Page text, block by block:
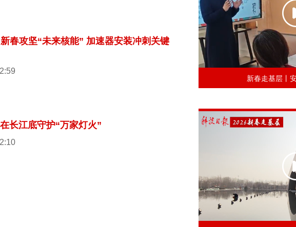
春攻坚“未来核能” 加速器安装冲刺关键
长江底守护“万家灯火”
新春走基层丨